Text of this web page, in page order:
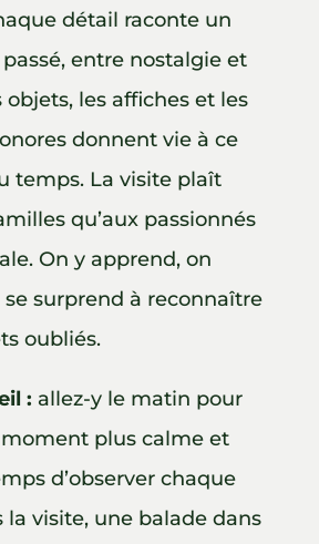
détail raconte un
entre nostalgie et
objets, les affiches et les
donnent vie à ce
temps. La visite plaît
qu’aux passionnés
On y apprend, on
se surprend à reconnaître
oubliés.
: allez-y le matin pour
moment plus calme et
d’observer chaque
la visite, une balade dans